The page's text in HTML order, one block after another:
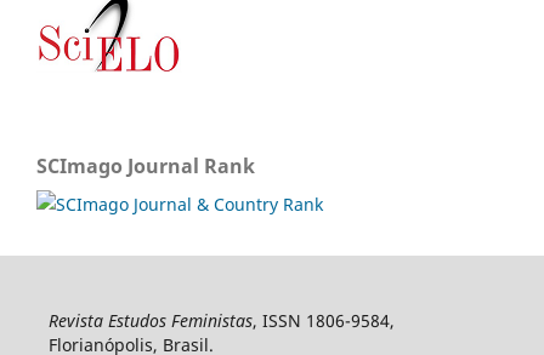
SCImago Journal Rank
Revista Estudos Feministas, ISSN 1806-9584,
Florianópolis, Brasil.